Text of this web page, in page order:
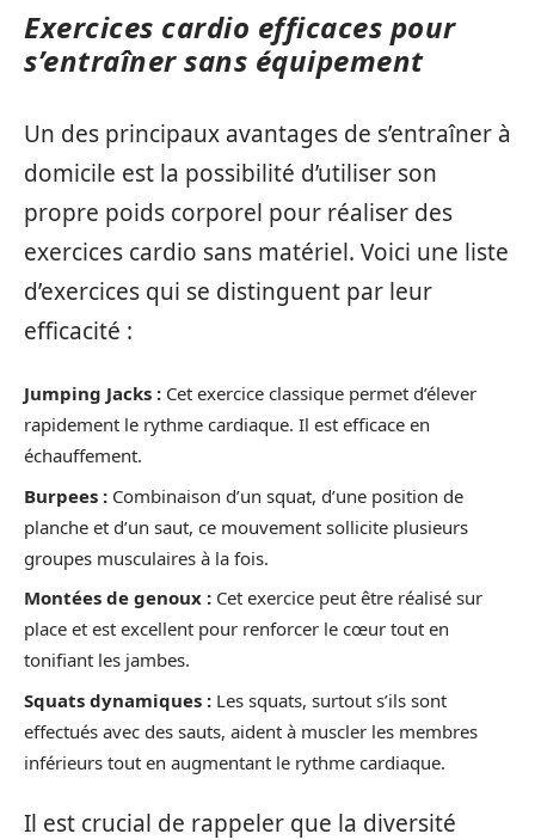
Exercices cardio efficaces pour
s’entraîner sans équipement
Un des principaux avantages de s’entraîner à
domicile est la possibilité d’utiliser son
propre poids corporel pour réaliser des
exercices cardio sans matériel. Voici une liste
d’exercices qui se distinguent par leur
efficacité :
Jumping Jacks : Cet exercice classique permet d’élever
rapidement le rythme cardiaque. Il est efficace en
échauffement.
Burpees : Combinaison d’un squat, d’une position de
planche et d’un saut, ce mouvement sollicite plusieurs
groupes musculaires à la fois.
Montées de genoux : Cet exercice peut être réalisé sur
place et est excellent pour renforcer le cœur tout en
tonifiant les jambes.
Squats dynamiques : Les squats, surtout s’ils sont
effectués avec des sauts, aident à muscler les membres
inférieurs tout en augmentant le rythme cardiaque.
Il est crucial de rappeler que la diversité